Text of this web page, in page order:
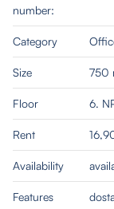
number:
Category
Size 750
Floor 6.
Rent
Availability
Features